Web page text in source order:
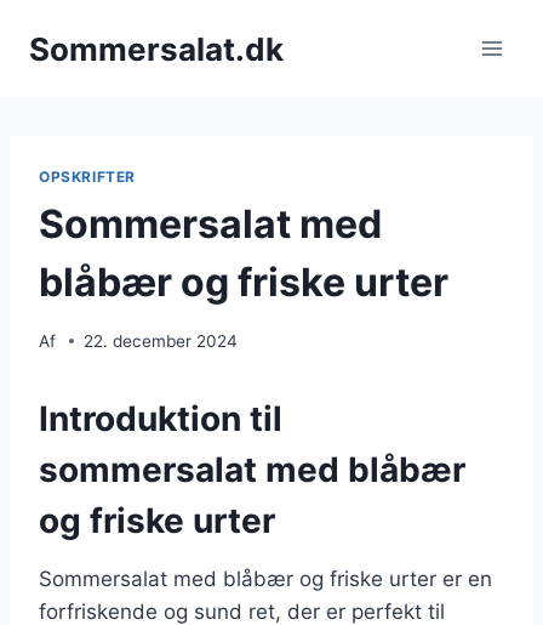
Sommersalat.dk
OPSKRIFTER
Sommersalat med
blåbær og friske urter
Af 22. december 2024
Introduktion til
sommersalat med blåbær
og friske urter
Sommersalat med blåbær og friske urter er en
forfriskende og sund ret, der er perfekt til